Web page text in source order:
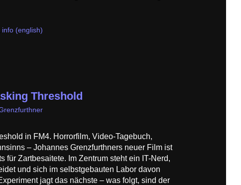
info (english)
Threshold
in FM4. Horrorfilm, Video-Tagebuch,
– Johannes Grenzfurthners neuer Film ist
für Zartbesaitete. Im Zentrum steht ein IT-Nerd,
und sich im selbstgebauten Labor davon
jagt das nächste – was folgt, sind der